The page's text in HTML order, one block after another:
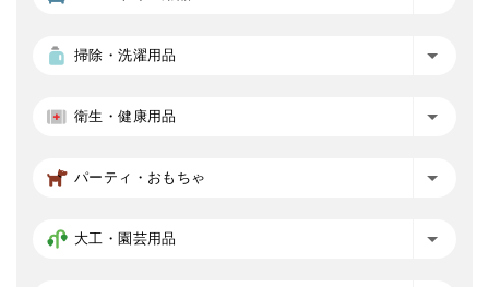
掃除・洗濯用品
衛生・健康用品
パーティ・おもちゃ
大工・園芸用品